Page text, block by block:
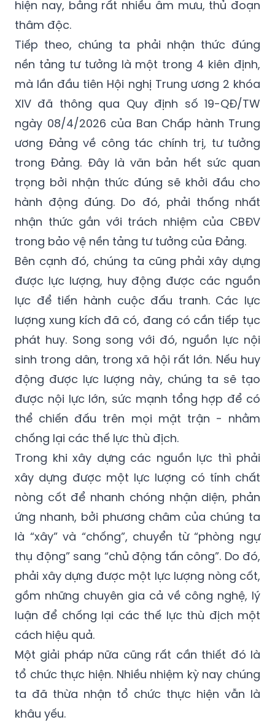
hiện nay, bằng rất nhiều âm mưu, thủ đoạn
thâm độc.
Tiếp theo, chúng ta phải nhận thức đúng
nền tảng tư tưởng là một trong 4 kiên định,
mà lần đầu tiên Hội nghị Trung ương 2 khóa
XIV đã thông qua Quy định số 19-QĐ/TW
ngày 08/4/2026 của Ban Chấp hành Trung
ương Đảng về công tác chính trị, tư tưởng
trong Đảng. Đây là văn bản hết sức quan
trọng bởi nhận thức đúng sẽ khởi đầu cho
hành động đúng. Do đó, phải thống nhất
nhận thức gắn với trách nhiệm của CBĐV
trong bảo vệ nền tảng tư tưởng của Đảng.
Bên cạnh đó, chúng ta cũng phải xây dựng
được lực lượng, huy động được các nguồn
lực để tiến hành cuộc đấu tranh. Các lực
lượng xung kích đã có, đang có cần tiếp tục
phát huy. Song song với đó, nguồn lực nội
sinh trong dân, trong xã hội rất lớn. Nếu huy
động được lực lượng này, chúng ta sẽ tạo
được nội lực lớn, sức mạnh tổng hợp để có
thể chiến đấu trên mọi mặt trận - nhằm
chống lại các thế lực thù địch.
Trong khi xây dựng các nguồn lực thì phải
xây dựng được một lực lượng có tính chất
nòng cốt để nhanh chóng nhận diện, phản
ứng nhanh, bởi phương châm của chúng ta
là “xây” và “chống”, chuyển từ “phòng ngự
thụ động” sang “chủ động tấn công”. Do đó,
phải xây dựng được một lực lượng nòng cốt,
gồm những chuyên gia cả về công nghệ, lý
luận để chống lại các thế lực thù địch một
cách hiệu quả.
Một giải pháp nữa cũng rất cần thiết đó là
tổ chức thực hiện. Nhiều nhiệm kỳ nay chúng
ta đã thừa nhận tổ chức thực hiện vẫn là
khâu yếu.